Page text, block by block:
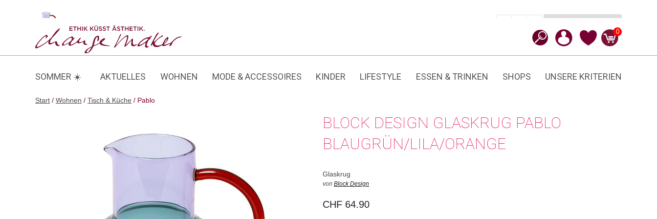
0
SOMMER ☀️ AKTUELLES WOHNEN MODE & ACCESSOIRES KINDER LIFESTYLE ESSEN & TRINKEN SHOPS UNSERE KRITERIEN
Start / Wohnen / Tisch & Küche / Pablo
BLOCK DESIGN GLASKRUG PABLO
BLAUGRÜN/LILA/ORANGE
Glaskrug
von Block Design
CHF 64.90